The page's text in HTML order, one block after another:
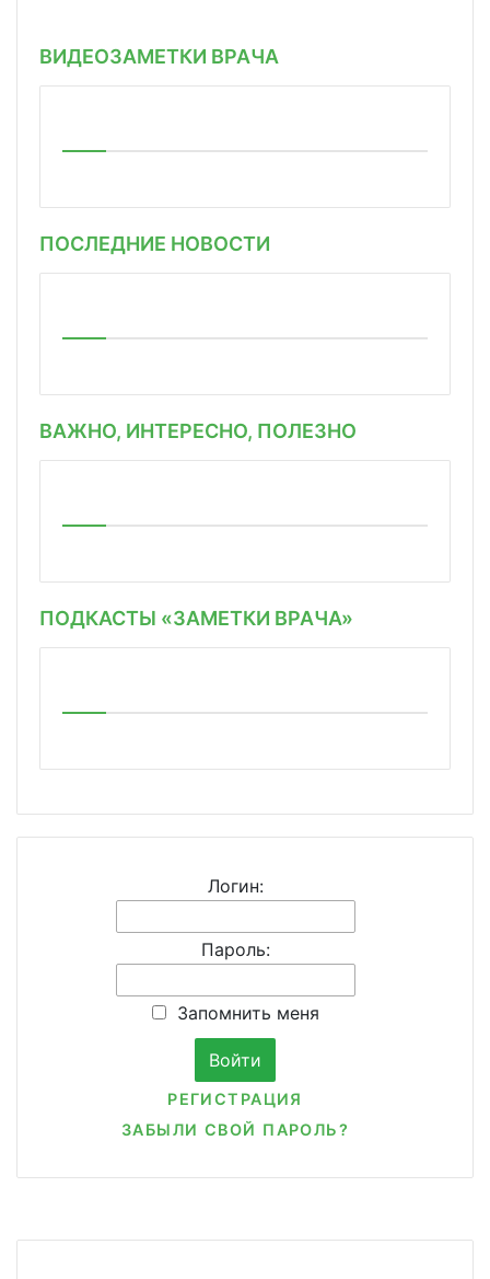
ВИДЕОЗАМЕТКИ ВРАЧА
ПОСЛЕДНИЕ НОВОСТИ
ВАЖНО, ИНТЕРЕСНО, ПОЛЕЗНО
ПОДКАСТЫ «ЗАМЕТКИ ВРАЧА»
Логин:
Пароль:
Запомнить меня
РЕГИСТРАЦИЯ
ЗАБЫЛИ СВОЙ ПАРОЛЬ?